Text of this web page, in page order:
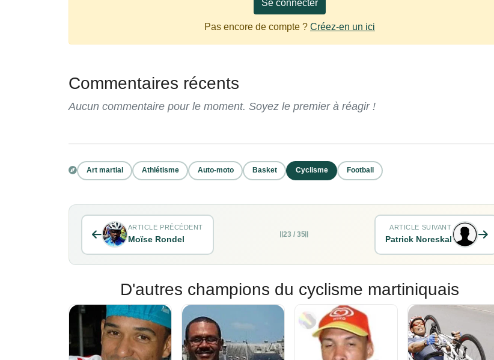
Se connecter
Pas encore de compte ? Créez-en un ici
Commentaires récents
Aucun commentaire pour le moment. Soyez le premier à réagir !
Art martial Athlétisme Auto-moto Basket Cyclisme Football
ARTICLE PRÉCÉDENT
Moïse Rondel
23 / 35
ARTICLE SUIVANT
Patrick Noreskal
D'autres champions du cyclisme martiniquais